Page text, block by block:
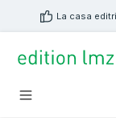
principaleLa casa